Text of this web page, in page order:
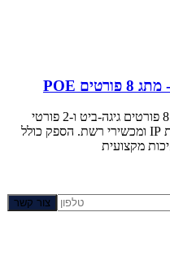
מתג PoE מנוהל של Radium Ultra עם 8 פורטים גיגה-ביט ו-2 פורטי
Uplink — פתרון אמין להפעלת מצלמות IP ומכשירי רשת. הספק כולל
צור קשר